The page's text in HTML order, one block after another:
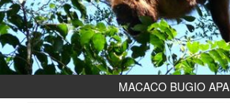
MACACO BUGIO APA